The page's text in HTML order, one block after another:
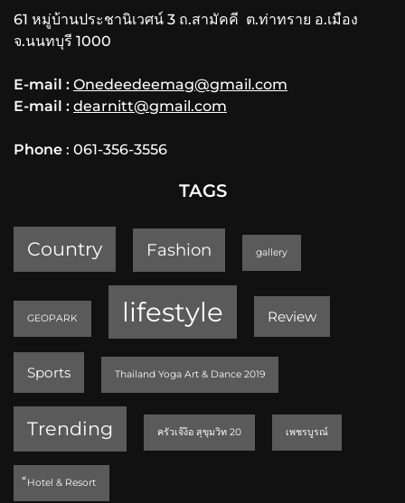
61 หมู่บ้านประชานิเวศน์ 3 ถ.สามัคคี ต.ท่าทราย อ.เมือง
จ.นนทบุรี 1000
E-mail : Onedeedeemag@gmail.com
E-mail : dearnitt@gmail.com
Phone : 061-356-3556
TAGS
Country Fashion gallery
GEOPARK lifestyle Review
Sports Thailand Yoga Art & Dance 2019
Trending ครัวเจ๊ง้อ สุขุมวิท 20 เพชรบูรณ์
็Hotel & Resort